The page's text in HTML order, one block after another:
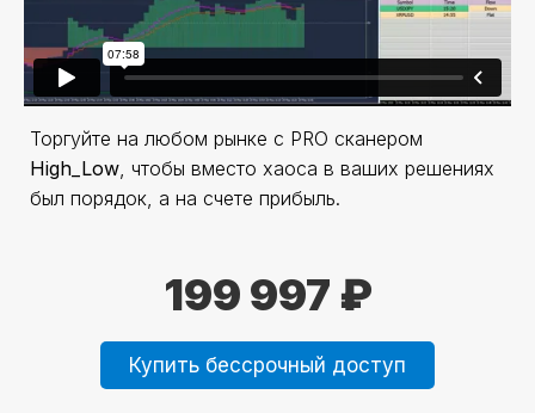
Торгуйте на любом рынке с PRO сканером
High_Low , чтобы вместо хаоса в ваших решениях
был порядок, а на счете прибыль.
199 997 ₽
Купить бессрочный доступ